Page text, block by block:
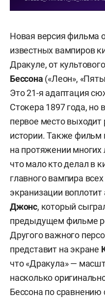
Новая версия фильма
известных вампиров
Дракуле, от
Бессона («Леон»,
Это 21-я адаптация
Стокера 1897 года, но
первое место выходит
истории. Также
на протяжении многих
что мало кто делал в
главного вампира
экранизации воплотит
Джонс, который
предыдущем фильме
Другого важного
представит на экране
что «Дракула» —
насколько
Бессона по сравнению